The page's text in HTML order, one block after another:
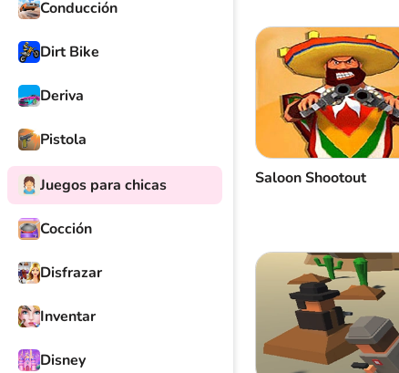
Conducción
Dirt Bike
Deriva
Pistola
Juegos para chicas
Cocción
Disfrazar
Inventar
Disney
Saloon Shootout